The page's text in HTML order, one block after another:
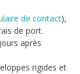
de contact),
de port.
après
rigides et